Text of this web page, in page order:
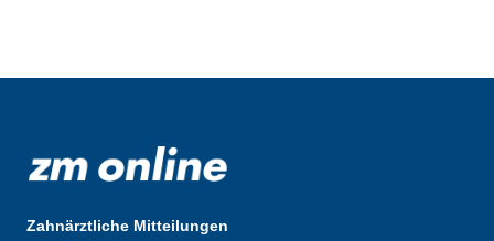
Zahnärztliche Mitteilungen